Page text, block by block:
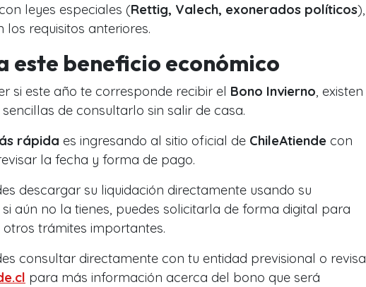
leyes especiales (Rettig, Valech, exonerados políticos),
los requisitos anteriores.
este beneficio económico
si este año te corresponde recibir el Bono Invierno , existen
de consultarlo sin salir de casa.
rápida es ingresando al sitio oficial de ChileAtiende con
la fecha y forma de pago.
descargar su liquidación directamente usando su
si aún no la tienes, puedes solicitarla de forma digital para
otros trámites importantes.
consultar directamente con tu entidad previsional o revisa
para más información acerca del bono que será